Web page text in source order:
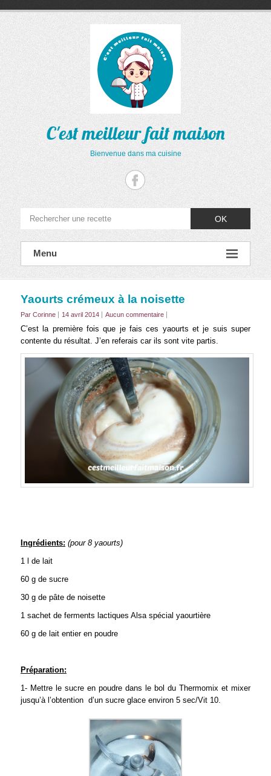
C'est meilleur fait maison
Bienvenue dans ma cuisine
OK
Menu
Yaourts crémeux à la noisette
Par Corinne 14 avril 2014 Aucun commentaire
C’est la première fois que je fais ces yaourts et je suis super
contente du résultat. J’en referais car ils sont vite partis.
Ingrédients: (pour 8 yaourts)
1 l de lait
60 g de sucre
30 g de pâte de noisette
1 sachet de ferments lactiques Alsa spécial yaourtière
60 g de lait entier en poudre
Préparation:
1- Mettre le sucre en poudre dans le bol du Thermomix et mixer
jusqu’à l’obtention d’un sucre glace environ 5 sec/Vit 10.